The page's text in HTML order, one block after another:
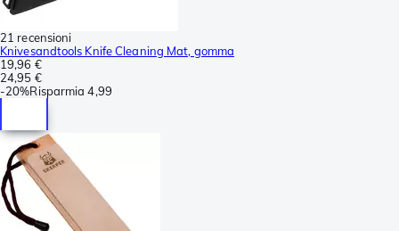
21 recensioni
Knivesandtools Knife Cleaning Mat, gomma
19,96 €
24,95 €
-20%Risparmia 4,99